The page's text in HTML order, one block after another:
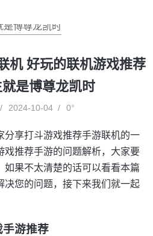
是博尊龙凯时
机 好玩的联机游戏推荐
是博尊龙凯时
2024-10-04 0°
分享打斗游戏推荐手游联机的一
戏推荐手游的问题解析，大家要
如果不太清楚的话可以看看本篇
决您的问题，接下来我们就一起
手游推荐